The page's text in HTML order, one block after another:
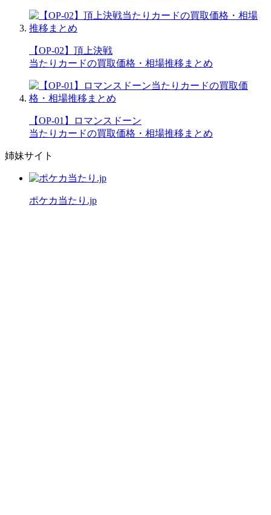
【OP-02】頂上決戦
当たりカードの買取価格・相場推移まとめ
【OP-01】ロマンスドーン
当たりカードの買取価格・相場推移まとめ
姉妹サイト
ポケカ当たり.jp